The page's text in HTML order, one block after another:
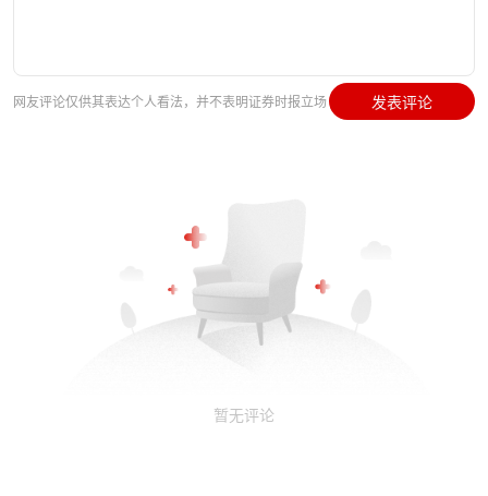
网友评论仅供其表达个人看法，并不表明证券时报立场 发表评论
暂无评论